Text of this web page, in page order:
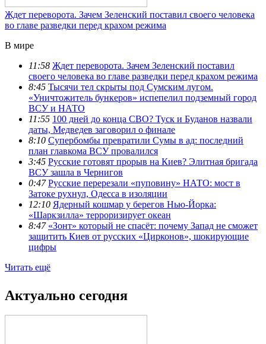
Ждет переворота. Зачем Зеленский поставил своего человека
во главе разведки перед крахом режима
В мире
11:58 Ждет переворота. Зачем Зеленский поставил
своего человека во главе разведки перед крахом режима
8:45 Тысячи тел скрыты под Сумским лугом.
«Уничтожитель бункеров» испепелил подземный город
ВСУ и НАТО
11:55 100 дней до конца СВО? Туск и Буданов назвали
даты, Медведев заговорил о финале
8:10 Супербомбы превратили Сумы в ад: последний
план главкома ВСУ провалился
3:45 Русские готовят прорыв на Киев? Элитная бригада
ВСУ зашла в Чернигов
0:47 Русские перерезали «пуповину» НАТО: мост в
Затоке рухнул, Одесса в изоляции
12:10 Ядерный кошмар у берегов Нью-Йорка:
«Шаркзилла» терроризирует океан
8:47 «Зонт» который не спасёт: почему Запад не сможет
защитить Киев от русских «Цирконов», шокирующие
цифры
Читать ещё
Актуально сегодня